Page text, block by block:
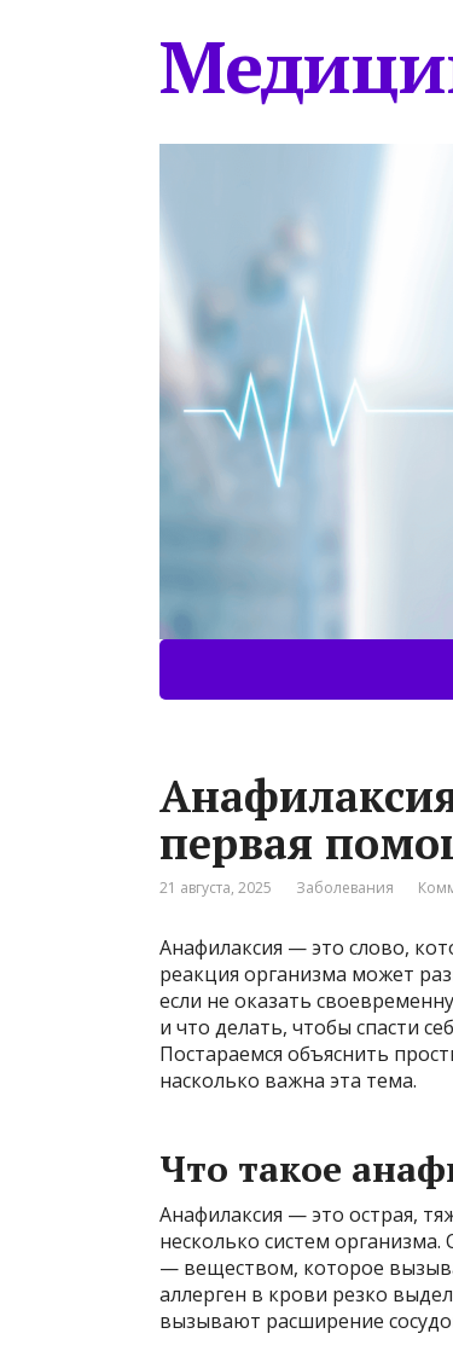
первая
21 августа, 2025 Заболевания
Анафилаксия — это слово,
реакция организма может
если не оказать
и что делать, чтобы спасти
Постараемся объяснить
насколько важна эта тема.
Что такое
Анафилаксия — это острая,
несколько систем
— веществом, которое
аллерген в крови резко
вызывают расширение